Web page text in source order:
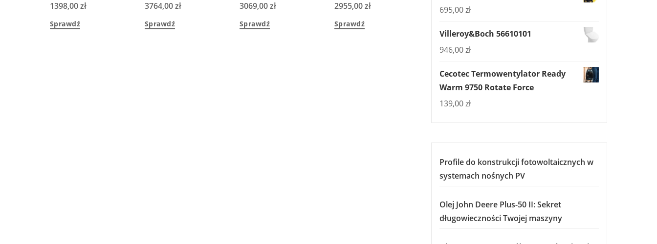
1398,00zł
Sprawdź
3764,00zł
Sprawdź
Przejrzyste
3069,00zł
Sprawdź
Przejrzyste
101031000901+101030700901+38900009
2955,00zł
Sprawdź
695,00zł
Villeroy&Boch 56610101
946,00zł
Cecotec Termowentylator Ready
Warm 9750 Rotate Force
139,00zł
Profile do konstrukcji fotowoltaicznych w
systemach nośnych PV
Olej John Deere Plus-50 II: Sekret
długowieczności Twojej maszyny